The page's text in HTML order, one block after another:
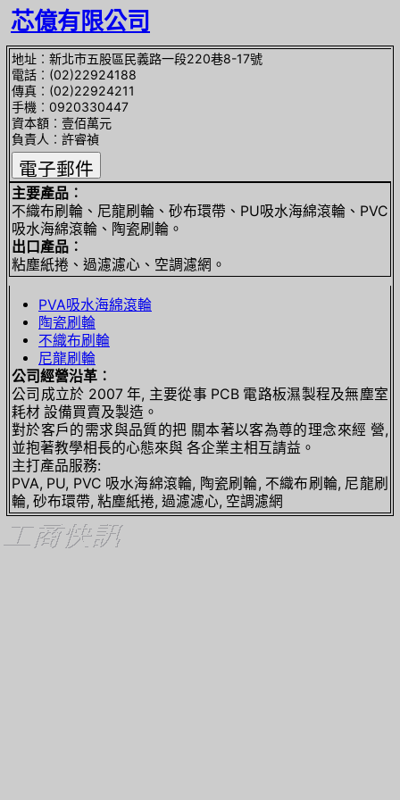
芯億有限公司
地址︰新北市五股區民義路一段220巷8-17號
電話︰(02)22924188
傳真︰(02)22924211
手機︰0920330447
資本額︰壹佰萬元
負責人︰許睿禎
主要產品︰
不織布刷輪、尼龍刷輪、砂布環帶、PU吸水海綿滾輪、PVC
吸水海綿滾輪、陶瓷刷輪。
出口產品︰
粘塵紙捲、過濾濾心、空調濾網。
PVA吸水海綿滾輪
陶瓷刷輪
不織布刷輪
尼龍刷輪
公司經營沿革︰
公司成立於 2007 年, 主要從事 PCB 電路板濕製程及無塵室
耗材 設備買賣及製造。
對於客戶的需求與品質的把 關本著以客為尊的理念來經 營,
並抱著教學相長的心態來與 各企業主相互請益。
主打產品服務:
PVA, PU, PVC 吸水海綿滾輪, 陶瓷刷輪, 不織布刷輪, 尼龍刷
輪, 砂布環帶, 粘塵紙捲, 過濾濾心, 空調濾網